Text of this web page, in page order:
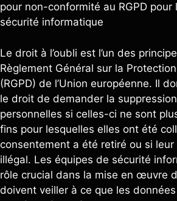
pour non-conformité au RGPD pour
sécurité informatique
Le droit à l’oubli est l’un des
Règlement Général sur la
(RGPD) de l’Union européenne. Il
le droit de demander la
personnelles si celles-ci ne sont
fins pour lesquelles elles ont été
consentement a été retiré ou si
illégal. Les équipes de sécurité
rôle crucial dans la mise en œuvre
doivent veiller à ce que les